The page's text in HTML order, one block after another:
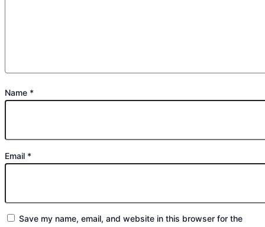
Name *
Email *
Save my name, email, and website in this browser for the